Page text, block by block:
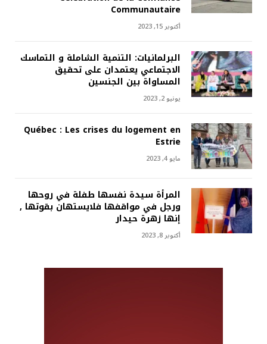
Communautaire
أكتوبر 15, 2023
البرلمانيات: التنمية الشاملة و التماسك
الاجتماعي يعتمدان على تحقيق
المساواة بين الجنسين
يونيو 2, 2023
Québec : Les crises du logement en
Estrie
مايو 4, 2023
المرأة سيدة نفسها طفلة في روحها
ورجل في مواقفها فلايستهان بقوتها ,
إنها زهرة حيدار
أكتوبر 8, 2023